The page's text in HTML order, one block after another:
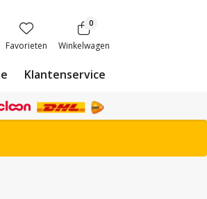
Favorieten
0
Winkelwagen
Klantenservice